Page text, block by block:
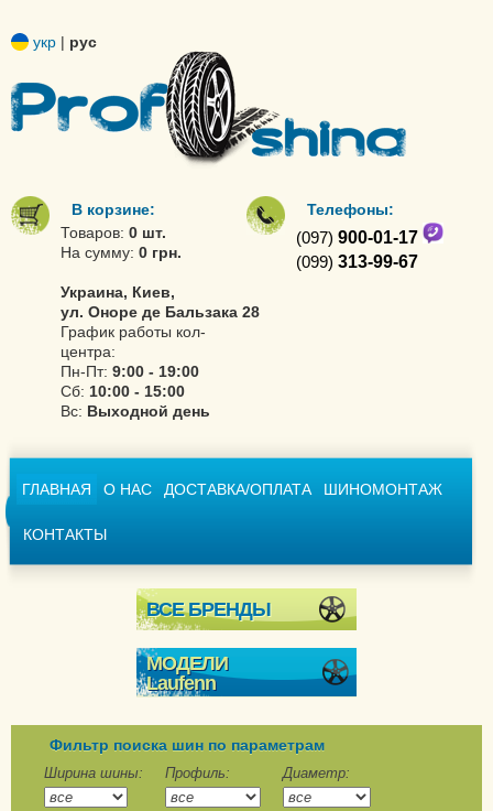
укр | рус
В корзине:
Товаров: 0 шт.
На сумму: 0 грн.
Украина, Киев,
ул. Оноре де Бальзака 28
График работы кол-
центра:
Пн-Пт: 9:00 - 19:00
Сб: 10:00 - 15:00
Вс: Выходной день
Телефоны:
(097) 900-01-17
(099) 313-99-67
ГЛАВНАЯ О НАС ДОСТАВКА/ОПЛАТА ШИНОМОНТАЖ
КОНТАКТЫ
ВСЕ БРЕНДЫ
МОДЕЛИ
Laufenn
I Fit+ LW31
I-Fit LW31
I-Fit Van (LY31)
Фильтр поиска шин по параметрам
Ширина шины: Профиль: Диаметр: